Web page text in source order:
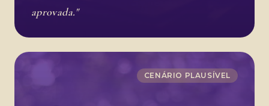
aprovada."
CENÁRIO PLAUSÍVEL